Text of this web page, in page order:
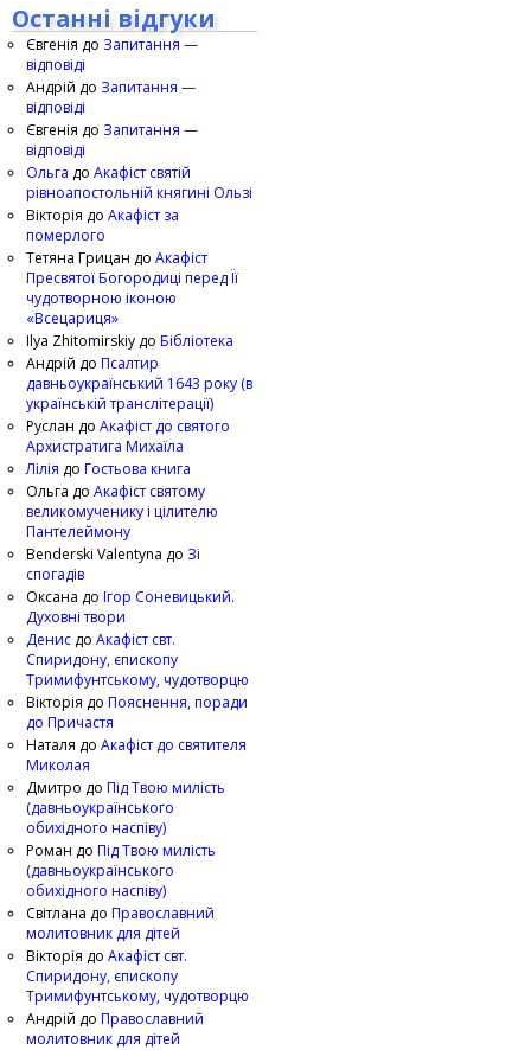
Останні відгуки
Євгенія до Запитання —
відповіді
Андрій до Запитання —
відповіді
Євгенія до Запитання —
відповіді
Ольга до Акафіст святій
рівноапостольній княгині Ользі
Вікторія до Акафіст за
померлого
Тетяна Грицан до Акафіст
Пресвятої Богородиці перед Її
чудотворною іконою
«Всецариця»
Ilya Zhitomirskiy до Бібліотека
Андрій до Псалтир
давньоукраїнський 1643 року (в
українській транслітерації)
Руслан до Акафіст до святого
Архистратига Михаїла
Лілія до Гостьова книга
Ольга до Акафіст святому
великомученику і цілителю
Пантелеймону
Benderski Valentyna до Зі
спогадів
Оксана до Ігор Соневицький.
Духовні твори
Денис до Акафіст свт.
Спиридону, єпископу
Тримифунтському, чудотворцю
Вікторія до Пояснення, поради
до Причастя
Наталя до Акафіст до святителя
Миколая
Дмитро до Під Твою милість
(давньоукраїнського
обихідного наспіву)
Роман до Під Твою милість
(давньоукраїнського
обихідного наспіву)
Світлана до Православний
молитовник для дітей
Вікторія до Акафіст свт.
Спиридону, єпископу
Тримифунтському, чудотворцю
Андрій до Православний
молитовник для дітей